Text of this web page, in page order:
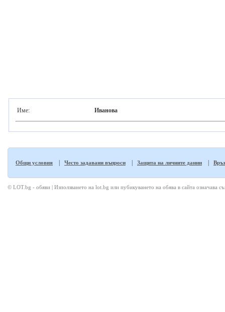
Име: Иванова
Общи условия Често задавани въпроси Защита на личните данни
© LOT.bg - обяви | Използването на lot.bg или пубикуването на обява в сайта означава